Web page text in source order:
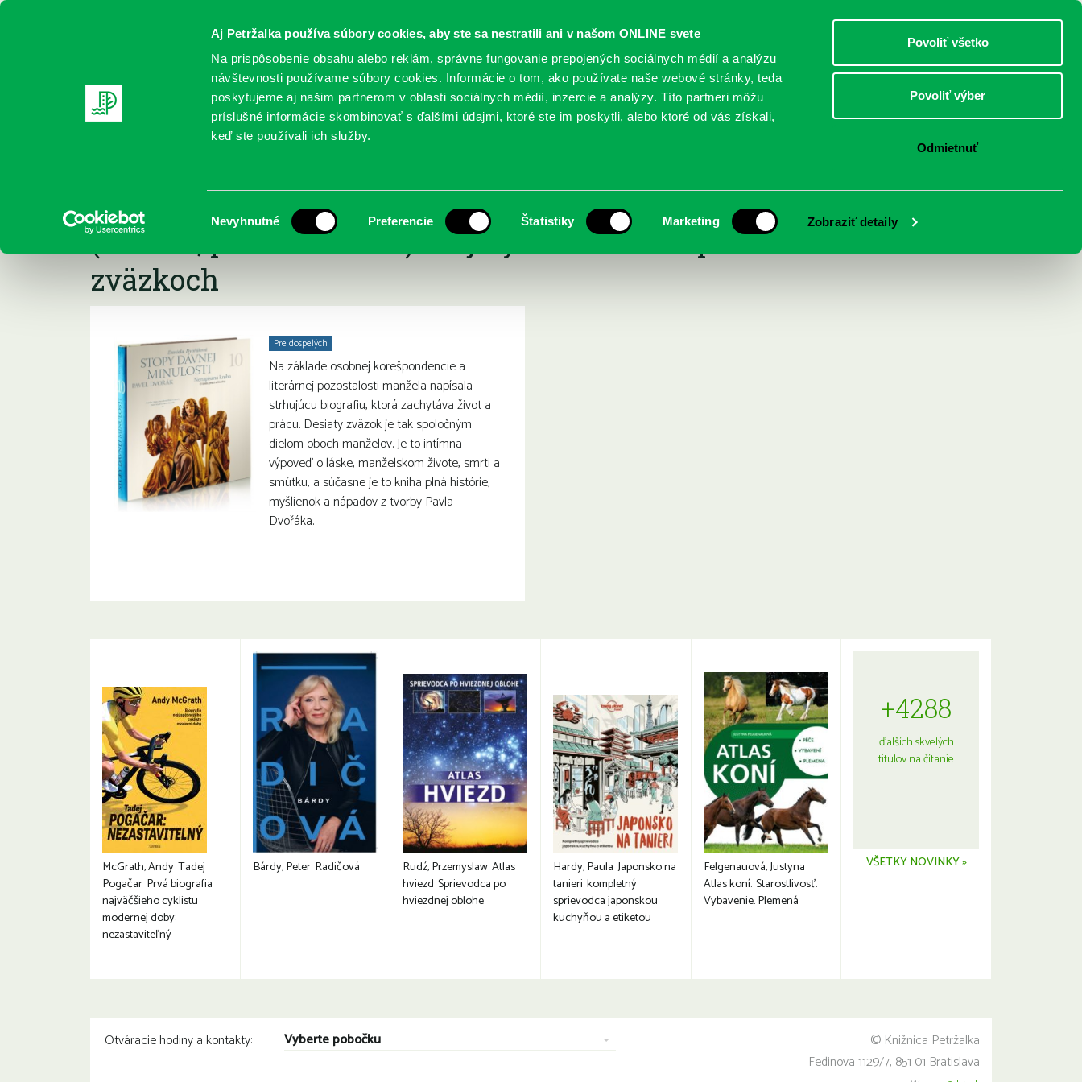
Aj Petržalka používa súbory cookies, aby ste sa nestratili ani v našom ONLINE svete
Na prispôsobenie obsahu alebo reklám, správne fungovanie prepojených sociálnych médií a analýzu
návštevnosti používame súbory cookies. Informácie o tom, ako používate naše webové stránky, teda
poskytujeme aj našim partnerom v oblasti sociálnych médií, inzercie a analýzy. Títo partneri môžu
príslušné informácie skombinovať s ďalšími údajmi, ktoré ste im poskytli, alebo ktoré od vás získali,
keď ste používali ich služby.
súhlasu
Nevyhnutné Preferencie Štatistiky Marketing Zobraziť detaily
Povoliť všetko
Povoliť výber
Odmietnuť
DOSPELÍ
REGISTRUJTE SA ONLINE KATALÓGY SLUŽBY PODUJATIA POBOČKY O KNIŽNICI
Daniela Dvořáková: Stopy dávnej minulosti 10 : nenapísaná kniha
(O láske, práci a histórii) : dejiny Slovenska v príbehoch a desiatich
zväzkoch
Pre dospelých
Na základe osobnej korešpondencie a
literárnej pozostalosti manžela napísala
strhujúcu biografiu, ktorá zachytáva život a
prácu. Desiaty zväzok je tak spoločným
dielom oboch manželov. Je to intímna
výpoveď o láske, manželskom živote, smrti a
smútku, a súčasne je to kniha plná histórie,
myšlienok a nápadov z tvorby Pavla
Dvořáka.
McGrath, Andy: Tadej
Pogačar: Prvá biografia
najväčšieho cyklistu
modernej doby:
nezastaviteľný
Bárdy, Peter: Radičová
Rudź, Przemyslaw: Atlas
hviezd: Sprievodca po
hviezdnej oblohe
Hardy, Paula: Japonsko na
tanieri: kompletný
sprievodca japonskou
kuchyňou a etiketou
Felgenauová, Justyna:
Atlas koní.: Starostlivosť.
Vybavenie. Plemená
+4288
ďalších skvelých
titulov na čítanie
VŠETKY NOVINKY »
Otváracie hodiny a kontakty: Vyberte pobočku
© Knižnica Petržalka
Fedinova 1129/7, 851 01 Bratislava